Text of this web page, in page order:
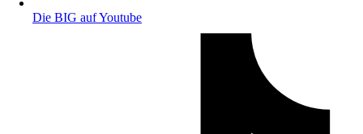
Die BIG auf Youtube